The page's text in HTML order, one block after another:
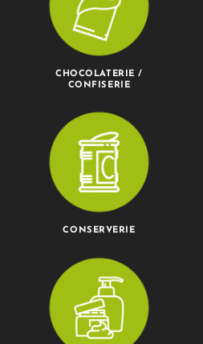
CHOCOLATERIE /
CONFISERIE
CONSERVERIE